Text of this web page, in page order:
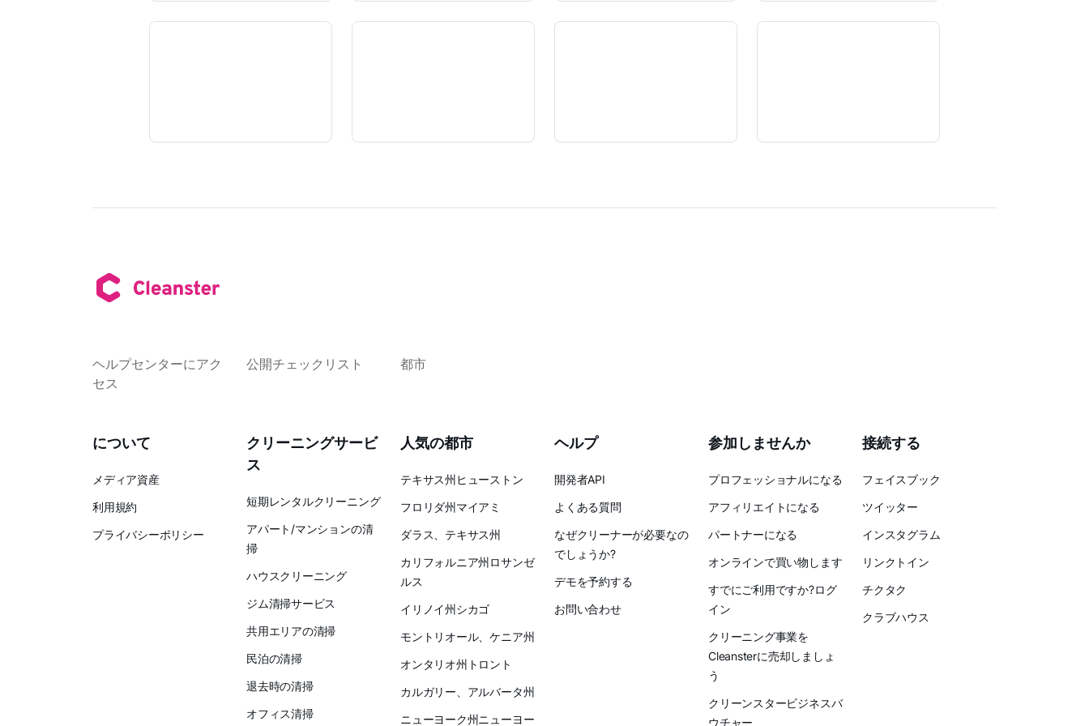
ヘルプセンターにアク
セス
公開チェックリスト 都市
について
メディア資産
利用規約
プライバシーポリシー
クリーニングサービ
ス
短期レンタルクリーニング
アパート/マンションの清
掃
ハウスクリーニング
ジム清掃サービス
共用エリアの清掃
民泊の清掃
退去時の清掃
オフィス清掃
人気の都市
テキサス州ヒューストン
フロリダ州マイアミ
ダラス、テキサス州
カリフォルニア州ロサンゼ
ルス
イリノイ州シカゴ
モントリオール、ケニア州
オンタリオ州トロント
カルガリー、アルバータ州
ニューヨーク州ニューヨー
ヘルプ
開発者API
よくある質問
なぜクリーナーが必要なの
でしょうか?
デモを予約する
お問い合わせ
参加しませんか
プロフェッショナルになる
アフィリエイトになる
パートナーになる
オンラインで買い物します
すでにご利用ですか?ログ
イン
クリーニング事業を
Cleansterに売却しましょ
う
クリーンスタービジネスバ
ウチャー
接続する
フェイスブック
ツイッター
インスタグラム
リンクトイン
チクタク
クラブハウス